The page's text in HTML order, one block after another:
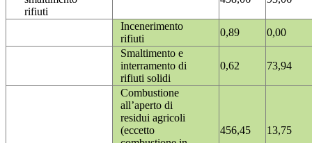
rifiuti
Incenerimento
rifiuti
0,89
0,00
Smaltimento e
interramento di
rifiuti solidi
0,62 73,94
Combustione
all’aperto di
residui agricoli
(eccetto
456,45 13,75